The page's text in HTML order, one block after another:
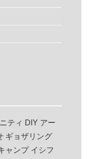
ティ DIY アー
ギョザリング
ャンプ イシフ